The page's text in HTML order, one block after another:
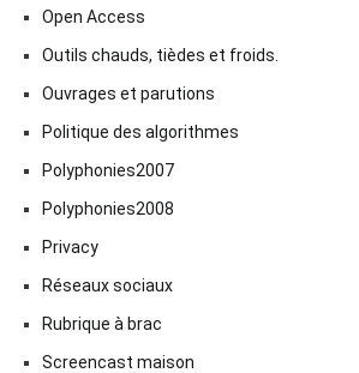
Open Access
Outils chauds, tièdes et froids.
Ouvrages et parutions
Politique des algorithmes
Polyphonies2007
Polyphonies2008
Privacy
Réseaux sociaux
Rubrique à brac
Screencast maison